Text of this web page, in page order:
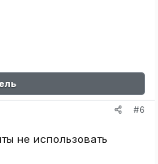
#6
не использовать